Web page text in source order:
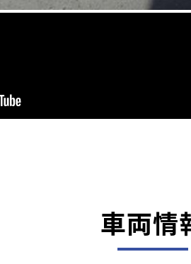
車両情